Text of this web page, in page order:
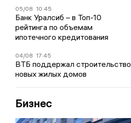
05/08 10:45
Банк Уралсиб – в Топ-10
рейтинга по объемам
ипотечного кредитования
04/08 17:45
ВТБ поддержал строительство
новых жилых домов
Бизнес